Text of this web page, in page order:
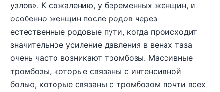
узлов». К сожалению, у беременных женщин, и
особенно женщин после родов через
естественные родовые пути, когда происходит
значительное усиление давления в венах таза,
очень часто возникают тромбозы. Массивные
тромбозы, которые связаны с интенсивной
болью, которые связаны с тромбозом почти всех